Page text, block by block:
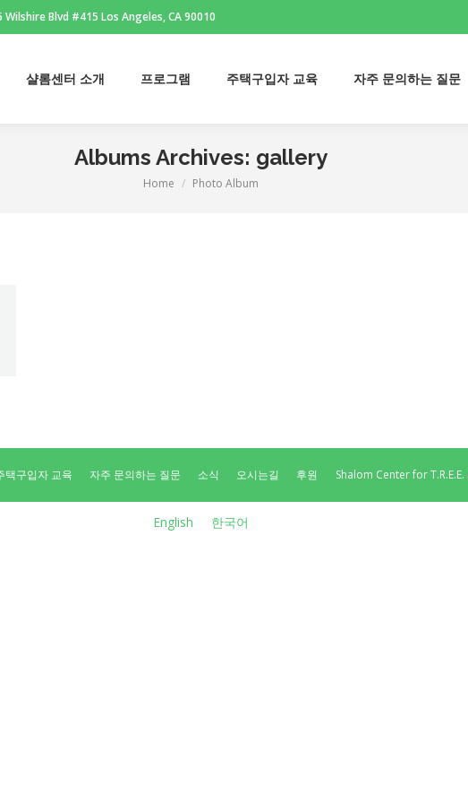
Wilshire Blvd #415 Los Angeles, CA 90010
샬롬센터 소개 프로그램 주택구입자 교육 자주 문의하는 질문
Albums Archives: gallery
You are here:
Home Photo Album
택구입자 교육 자주 문의하는 질문 소식 오시는길 후원 Shalom Center for
English 한국어
샬롬센터 소개 프로그램 주택구입자 교육 자주 문의하는 질문